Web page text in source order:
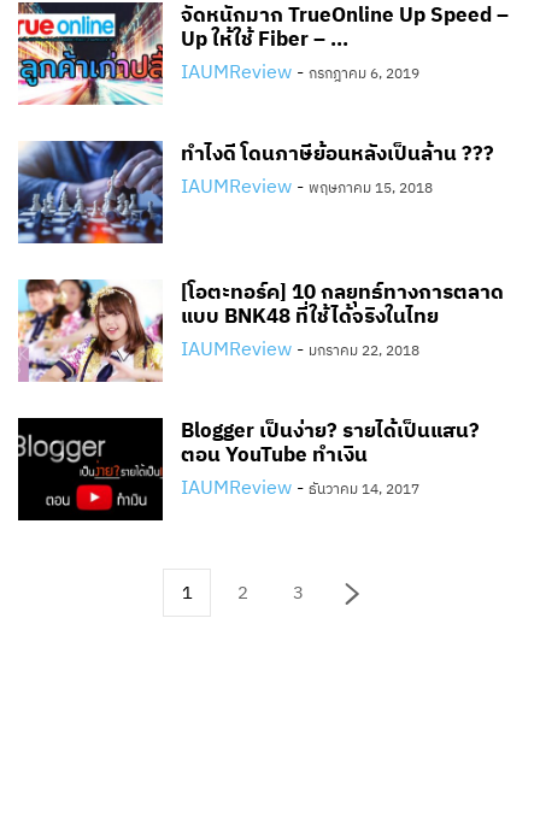
จัดหนักมาก TrueOnline Up Speed –
Up ให้ใช้ Fiber – ...
IAUMReview - กรกฎาคม 6, 2019
ทำไงดี โดนภาษีย้อนหลังเป็นล้าน ???
IAUMReview - พฤษภาคม 15, 2018
[โอตะทอร์ค] 10 กลยุทธ์ทางการตลาด
แบบ BNK48 ที่ใช้ได้จริงในไทย
IAUMReview - มกราคม 22, 2018
Blogger เป็นง่าย? รายได้เป็นแสน?
ตอน YouTube ทำเงิน
IAUMReview - ธันวาคม 14, 2017
1 2 3